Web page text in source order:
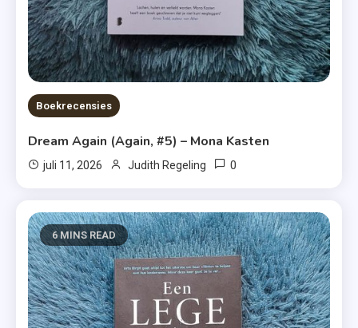
Boekrecensies
Dream Again (Again, #5) – Mona Kasten
juli 11, 2026 Judith Regeling 0
6 MINS READ